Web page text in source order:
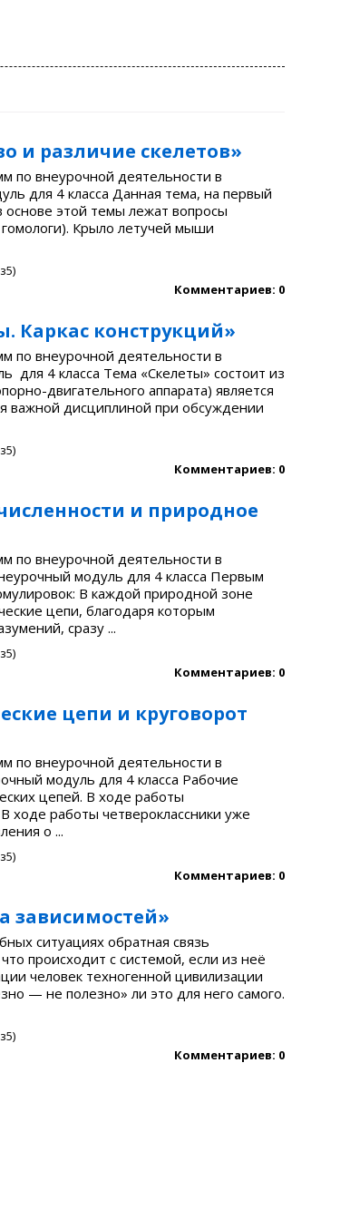
и различие скелетов»
по внеурочной деятельности в
для 4 класса Данная тема, на первый
основе этой темы лежат вопросы
Крыло летучей мыши
Комментариев: 0
Каркас конструкций»
по внеурочной деятельности в
для 4 класса Тема «Скелеты» состоит из
двигательного аппарата) является
важной дисциплиной при обсуждении
Комментариев: 0
и природное
по внеурочной деятельности в
модуль для 4 класса Первым
В каждой природной зоне
цепи, благодаря которым
сразу ...
Комментариев: 0
цепи и круговорот
по внеурочной деятельности в
модуль для 4 класса Рабочие
цепей. В ходе работы
ходе работы четвероклассники уже
о ...
Комментариев: 0
зависимостей»
ситуациях обратная связь
происходит с системой, если из неё
человек техногенной цивилизации
— не полезно» ли это для него самого.
Комментариев: 0